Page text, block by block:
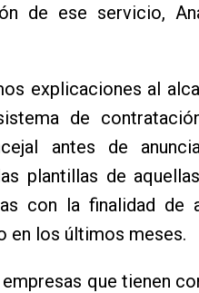
de ese servicio,
explicaciones al
de
antes de
plantillas de
con la finalidad de
en los últimos meses.
que tienen